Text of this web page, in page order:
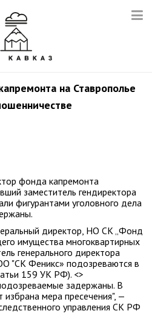
на Ставрополье
фонда капремонта
заместитель гендиректора
фигурантами уголовного дела
директор, НО СК „Фонд
имущества многоквартирных
генерального директора
"СК Феникс» подозреваются в
159 УК РФ). <>
задержаны. В
мера пресечения", —
управления СК РФ